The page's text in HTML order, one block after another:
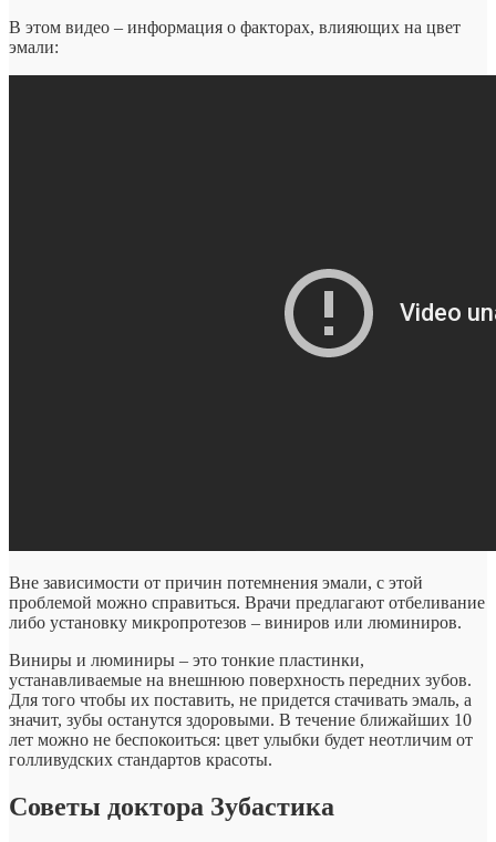
В этом видео – информация о факторах, влияющих на цвет
эмали:
Вне зависимости от причин потемнения эмали, с этой
проблемой можно справиться. Врачи предлагают отбеливание
либо установку микропротезов – виниров или люминиров.
Виниры и люминиры – это тонкие пластинки,
устанавливаемые на внешнюю поверхность передних зубов.
Для того чтобы их поставить, не придется стачивать эмаль, а
значит, зубы останутся здоровыми. В течение ближайших 10
лет можно не беспокоиться: цвет улыбки будет неотличим от
голливудских стандартов красоты.
Советы доктора Зубастика